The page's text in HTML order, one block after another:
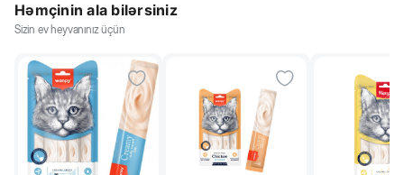
Həmçinin ala bilərsiniz
Sizin ev heyvanınız üçün